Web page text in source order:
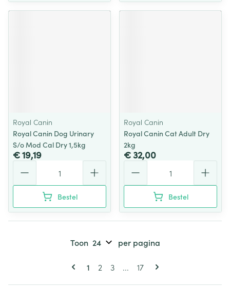
Royal Canin
Royal Canin Dog Urinary
S/o Mod Cal Dry 1,5kg
€ 19,19
Bestel
Royal Canin
Royal Canin Cat Adult Dry
2kg
€ 32,00
Bestel
Pagina's
U lees momenteel pagina
1 Pagina
2 Pagina
3 ... Pagina
17
Toon per pagina